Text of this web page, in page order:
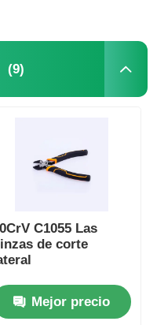
ALICATES
(9)
C1055 Las
de corte
Mejor precio